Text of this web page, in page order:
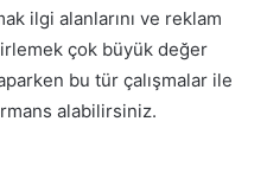
ilgi alanlarını ve reklam
çok büyük değer
bu tür çalışmalar ile
alabilirsiniz.